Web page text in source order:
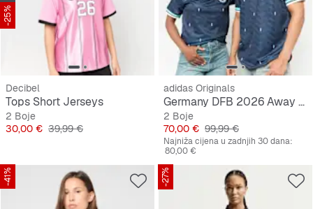
-25%
Decibel
Tops Short Jerseys
2 Boje
Cijena
30,00 € Originalna cijena
39,99 €
adidas Originals
Germany DFB 2026 Away Jersey
2 Boje
Cijena
70,00 € Originalna cijena
99,99 €
Najniža cijena u zadnjih 30 dana:
80,00 €
-41% -27%